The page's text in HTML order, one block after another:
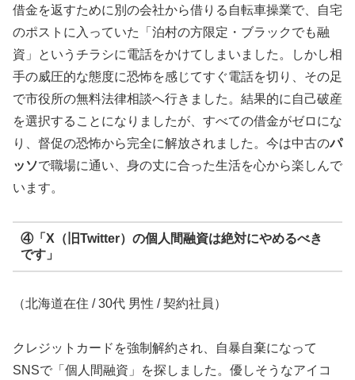
借金を返すために別の会社から借りる自転車操業で、自宅
のポストに入っていた「泊村の方限定・ブラックでも融
資」というチラシに電話をかけてしまいました。しかし相
手の威圧的な態度に恐怖を感じてすぐ電話を切り、その足
で市役所の無料法律相談へ行きました。結果的に自己破産
を選択することになりましたが、すべての借金がゼロにな
り、督促の恐怖から完全に解放されました。今は中古のパ
ッソで職場に通い、身の丈に合った生活を心から楽しんで
います。
④「X（旧Twitter）の個人間融資は絶対にやめるべき
です」
（北海道在住 / 30代 男性 / 契約社員）
クレジットカードを強制解約され、自暴自棄になって
SNSで「個人間融資」を探しました。優しそうなアイコ